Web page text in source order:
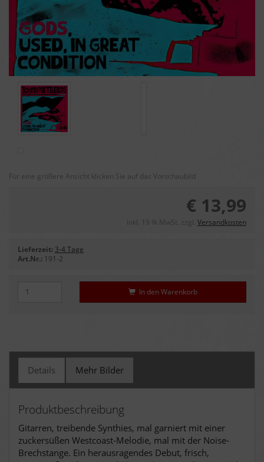
Für eine größere Ansicht klicken Sie auf das Vorschaubild
€ 13,99
inkl. 19 % MwSt. zzgl. Versandkosten
Lieferzeit: 3-4 Tage
Art.Nr.: 191-2
In den Warenkorb
Details Mehr Bilder
Produktbeschreibung
Gitarren, treibende Synthies, mal garniert mit einer
zuckersüßen Westcoast-Melodie, mal mit der Noise-
Brechstange. Ein herausragendes Debut, frisch,